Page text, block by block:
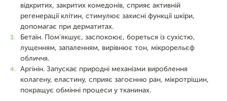
відкритих, закритих комедонів, сприяє активній
регенерації клітин, стимулює захисні функції шкіри,
допомагає при дерматитах.
Бетаїн. Пом'якшує, заспокоює, бореться із сухістю,
лущенням, запаленням, вирівнює тон, мікрорельєф
обличчя.
Аргінін. Запускає природні механізми вироблення
колагену, еластину, сприяє загоєнню ран, мікротріщин,
покращує обмінні процеси у тканинах.